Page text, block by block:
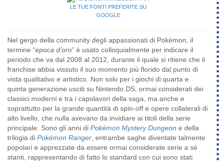
Nel gergo della community degli appassionati di Pokémon, il
termine “epoca d’oro” è usato colloquialmente per indicare il
periodo che va dal 2008 al 2012, durante il quale si ritiene che il
franchise abbia vissuto il suo momento più florido dal punto di
vista qualitativo e artistico. Non solo per i giochi di quarta e
quinta generazione usciti su Nintendo DS, ormai considerati dei
classici moderni e tra i capolavori della saga, ma anche e
soprattutto per la grande quantità di spin-off e opere collaterali di
alto livello, che nulla avevano da invidiare ai titoli della serie
principale. Sono gli anni di Pokémon Mystery Dungeon e della
trilogia di Pokémon Ranger , entrambe saghe diventate talmente
popolari e apprezzate da essere ormai considerate serie a sé
stanti, rappresentando di fatto lo standard con cui sono stati